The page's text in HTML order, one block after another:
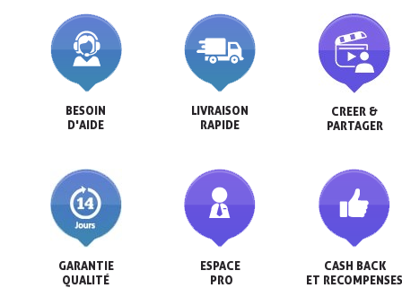
BESOIN
D'AIDE
LIVRAISON
RAPIDE
CREER &
PARTAGER
GARANTIE
QUALITÉ
ESPACE
PRO
CASH BACK
ET